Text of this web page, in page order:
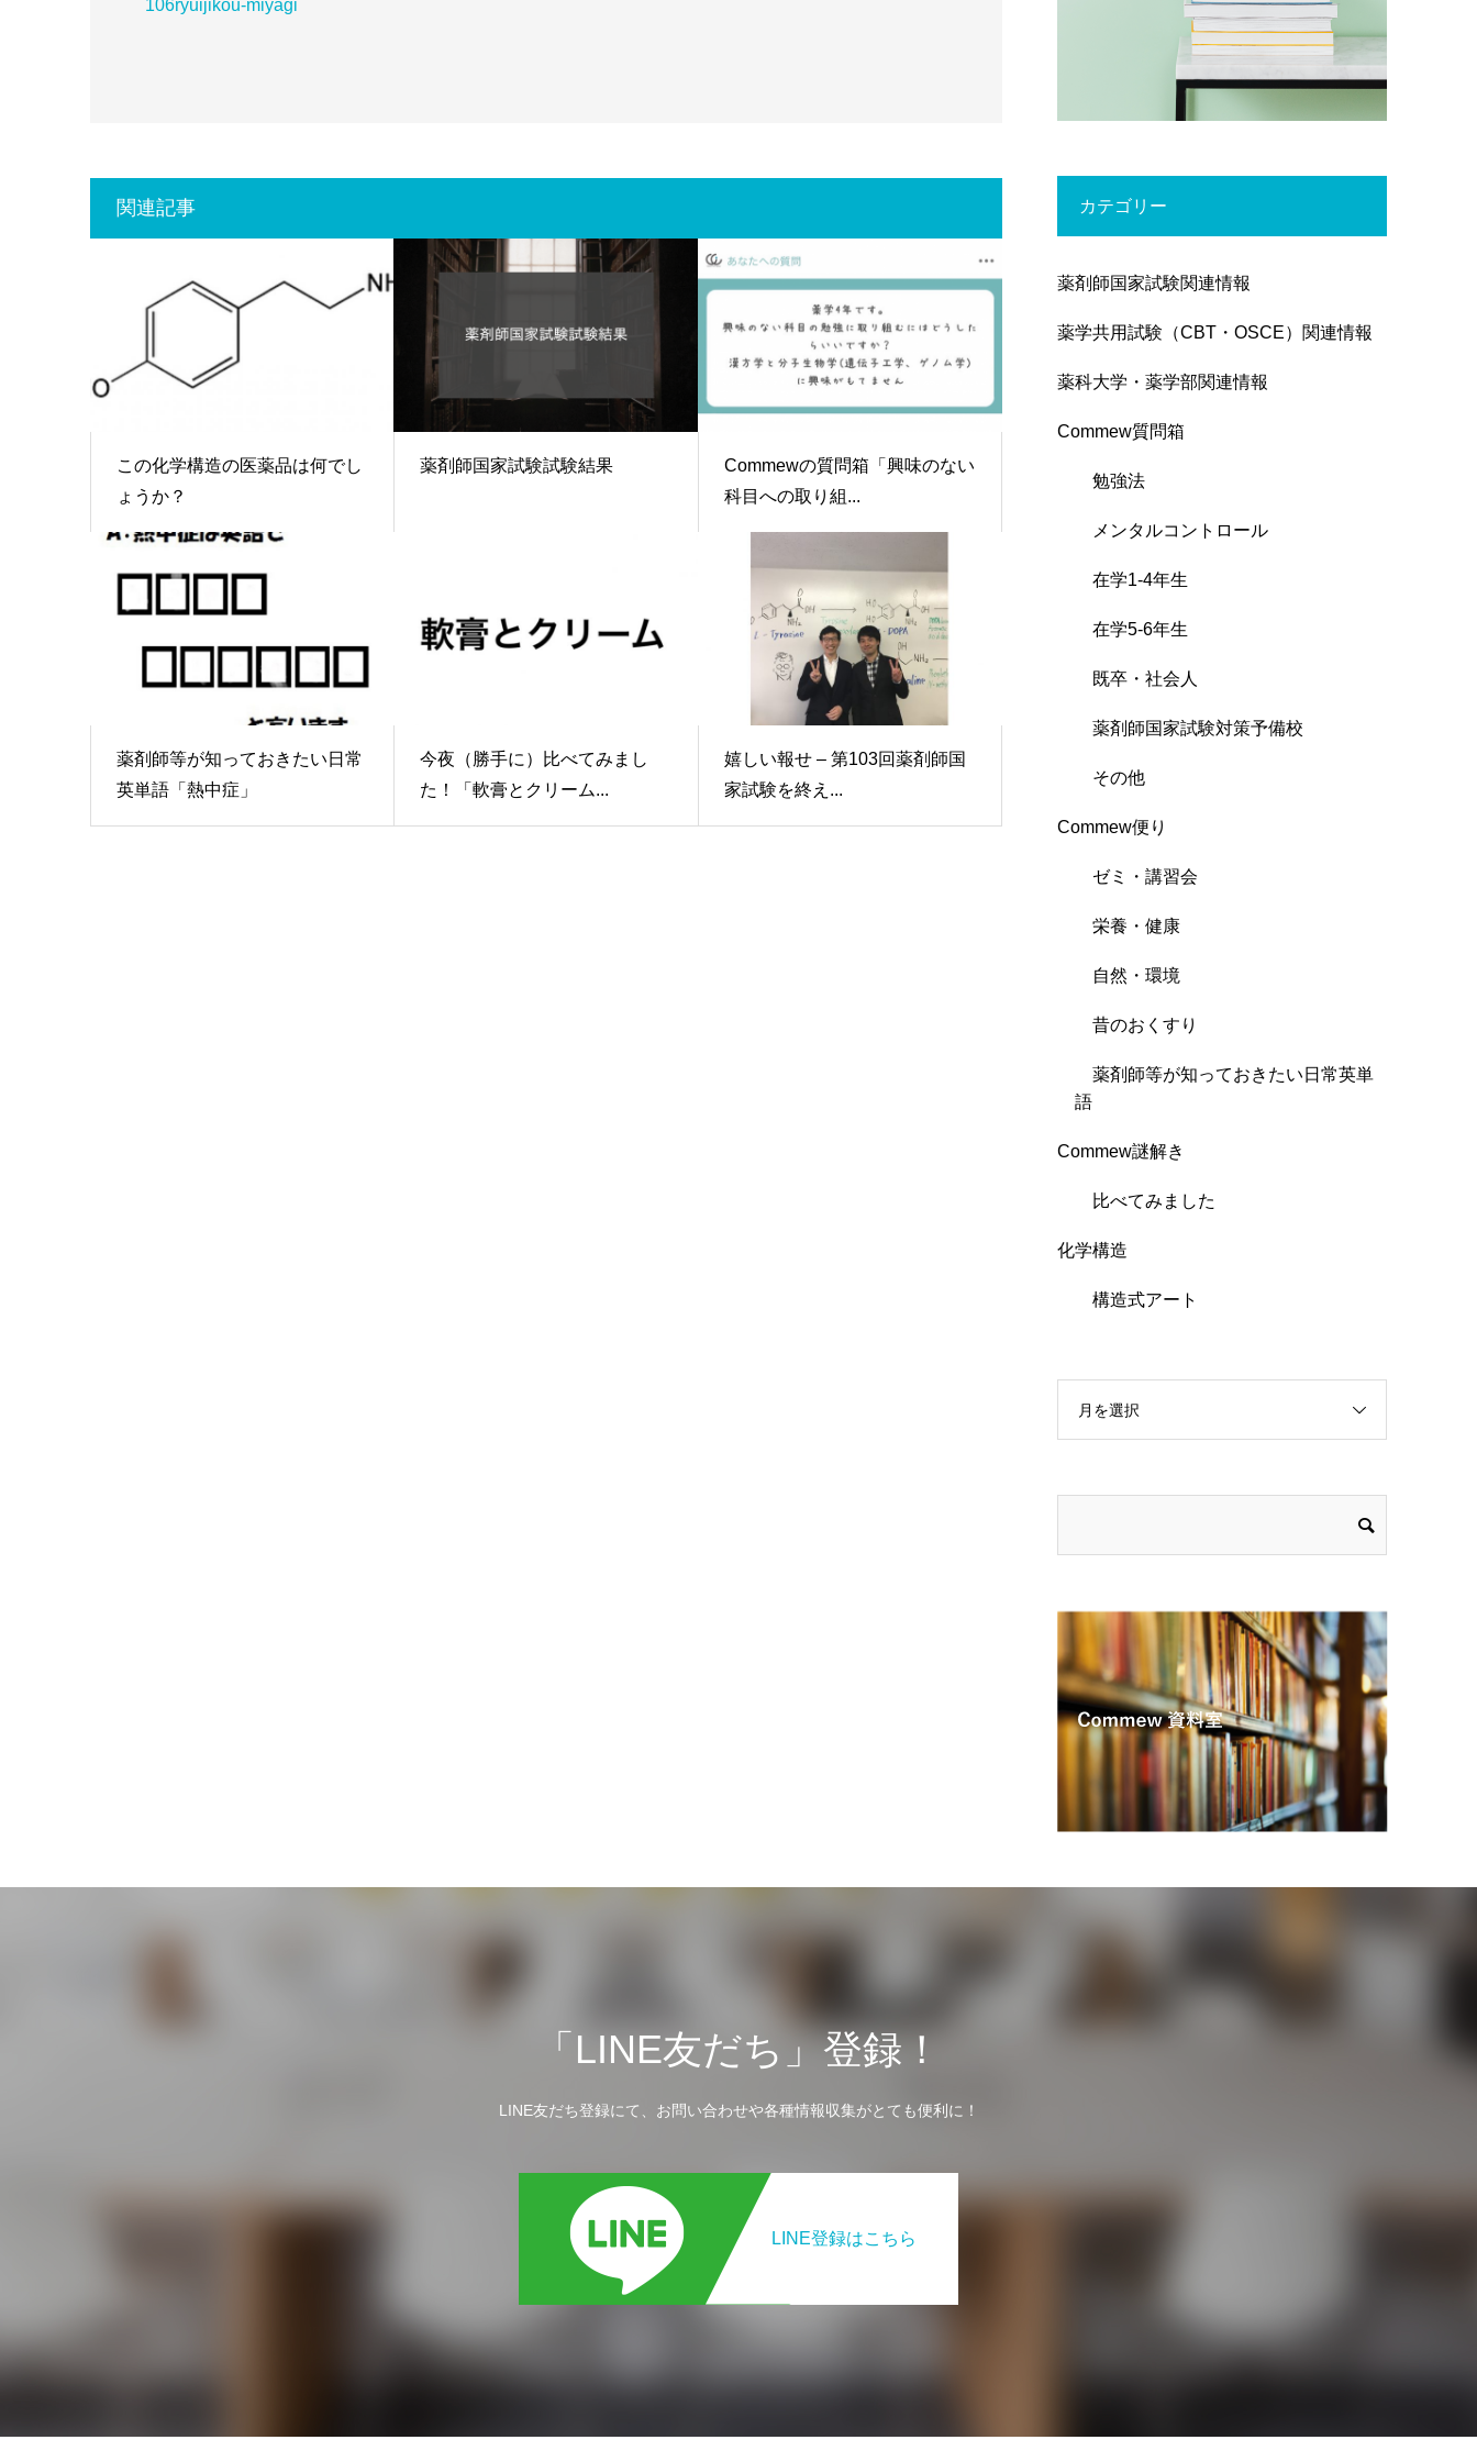
106ryuijikou-miyagi
関連記事
この化学構造の医薬品は何でし
ょうか？
薬剤師国家試験試験結果
Commewの質問箱「興味のない
科目への取り組...
薬剤師等が知っておきたい日常
英単語「熱中症」
今夜（勝手に）比べてみまし
た！「軟膏とクリーム...
嬉しい報せ – 第103回薬剤師国
家試験を終え...
カテゴリー
薬剤師国家試験関連情報
薬学共用試験（CBT・OSCE）関連情報
薬科大学・薬学部関連情報
Commew質問箱
勉強法
メンタルコントロール
在学1-4年生
在学5-6年生
既卒・社会人
薬剤師国家試験対策予備校
その他
Commew便り
ゼミ・講習会
栄養・健康
自然・環境
昔のおくすり
薬剤師等が知っておきたい日常英単
語
Commew謎解き
比べてみました
化学構造
構造式アート
月を選択
「LINE友だち」登録！
LINE友だち登録にて、お問い合わせや各種情報収集がとても便利に！
LINE登録はこちら